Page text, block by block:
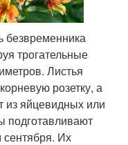
безвременника
трогательные
Листья
розетку, а
из яйцевидных или
подготавливают
Их